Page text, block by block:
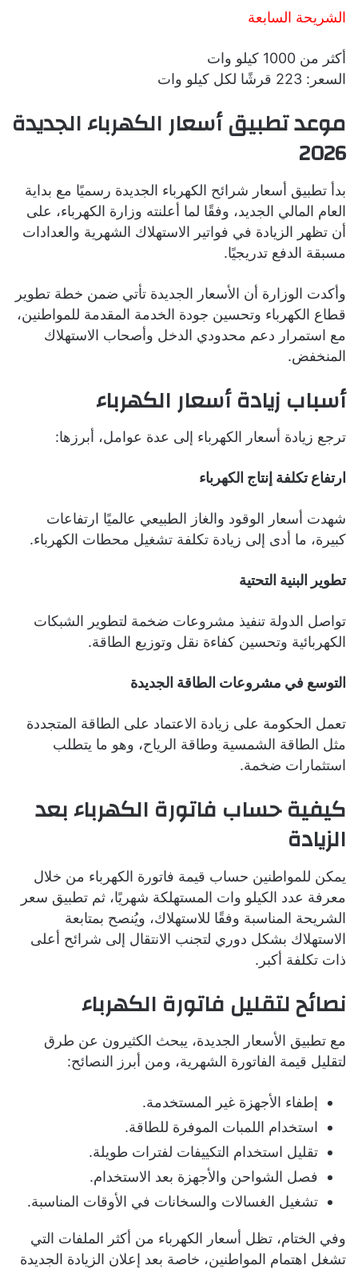
الشريحة السابعة
أكثر من 1000 كيلو وات
السعر: 223 قرشًا لكل كيلو وات
موعد تطبيق أسعار الكهرباء الجديدة
2026
بدأ تطبيق أسعار شرائح الكهرباء الجديدة رسميًا مع بداية
العام المالي الجديد، وفقًا لما أعلنته وزارة الكهرباء، على
أن تظهر الزيادة في فواتير الاستهلاك الشهرية والعدادات
مسبقة الدفع تدريجيًا.
وأكدت الوزارة أن الأسعار الجديدة تأتي ضمن خطة تطوير
قطاع الكهرباء وتحسين جودة الخدمة المقدمة للمواطنين،
مع استمرار دعم محدودي الدخل وأصحاب الاستهلاك
المنخفض.
أسباب زيادة أسعار الكهرباء
ترجع زيادة أسعار الكهرباء إلى عدة عوامل، أبرزها:
ارتفاع تكلفة إنتاج الكهرباء
شهدت أسعار الوقود والغاز الطبيعي عالميًا ارتفاعات
كبيرة، ما أدى إلى زيادة تكلفة تشغيل محطات الكهرباء.
تطوير البنية التحتية
تواصل الدولة تنفيذ مشروعات ضخمة لتطوير الشبكات
الكهربائية وتحسين كفاءة نقل وتوزيع الطاقة.
التوسع في مشروعات الطاقة الجديدة
تعمل الحكومة على زيادة الاعتماد على الطاقة المتجددة
مثل الطاقة الشمسية وطاقة الرياح، وهو ما يتطلب
استثمارات ضخمة.
كيفية حساب فاتورة الكهرباء بعد
الزيادة
يمكن للمواطنين حساب قيمة فاتورة الكهرباء من خلال
معرفة عدد الكيلو وات المستهلكة شهريًا، ثم تطبيق سعر
الشريحة المناسبة وفقًا للاستهلاك، ويُنصح بمتابعة
الاستهلاك بشكل دوري لتجنب الانتقال إلى شرائح أعلى
ذات تكلفة أكبر.
نصائح لتقليل فاتورة الكهرباء
مع تطبيق الأسعار الجديدة، يبحث الكثيرون عن طرق
لتقليل قيمة الفاتورة الشهرية، ومن أبرز النصائح:
إطفاء الأجهزة غير المستخدمة.
استخدام اللمبات الموفرة للطاقة.
تقليل استخدام التكييفات لفترات طويلة.
فصل الشواحن والأجهزة بعد الاستخدام.
تشغيل الغسالات والسخانات في الأوقات المناسبة.
وفي الختام، تظل أسعار الكهرباء من أكثر الملفات التي
تشغل اهتمام المواطنين، خاصة بعد إعلان الزيادة الجديدة